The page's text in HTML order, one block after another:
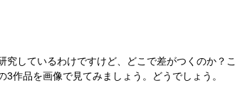
しているわけですけど、どこで差がつくのか？こ
作品を画像で見てみましょう。どうでしょう。